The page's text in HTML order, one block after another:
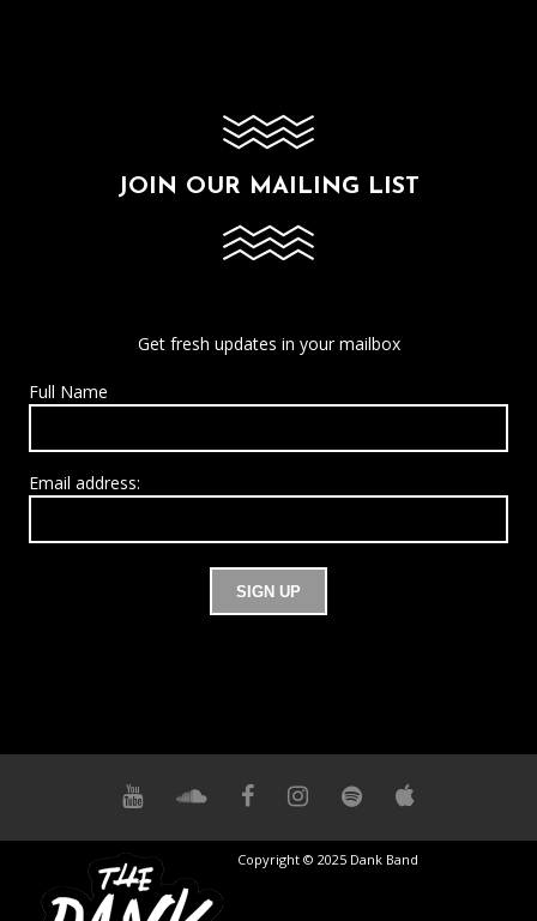
JOIN OUR MAILING LIST
Get fresh updates in your mailbox
Full Name
Email address:
Copyright © 2025 Dank Band